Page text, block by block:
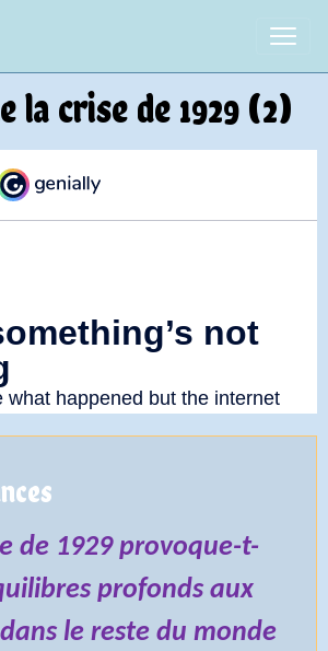
la crise de 1929 (2)
de 1929 provoque-t-
profonds aux
le reste du monde